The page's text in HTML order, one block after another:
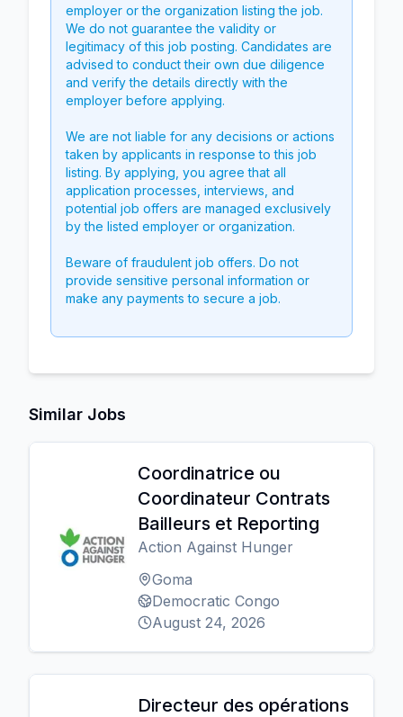
employer or the organization listing the job.
We do not guarantee the validity or
legitimacy of this job posting. Candidates are
advised to conduct their own due diligence
and verify the details directly with the
employer before applying.
We are not liable for any decisions or actions
taken by applicants in response to this job
listing. By applying, you agree that all
application processes, interviews, and
potential job offers are managed exclusively
by the listed employer or organization.
Beware of fraudulent job offers. Do not
provide sensitive personal information or
make any payments to secure a job.
Similar Jobs
Coordinatrice ou
Coordinateur Contrats
Bailleurs et Reporting
Action Against Hunger
Goma
Democratic Congo
August 24, 2026
Directeur des opérations